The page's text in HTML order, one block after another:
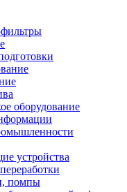
оборудование
устройства
помпы